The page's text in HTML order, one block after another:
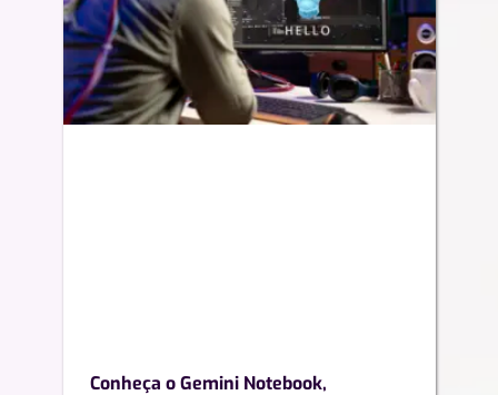
Conheça o Gemini Notebook,